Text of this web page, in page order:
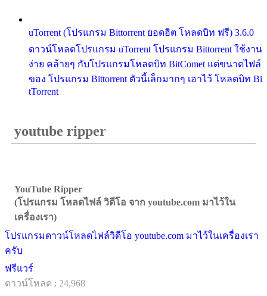
uTorrent (โปรแกรม Bittorrent ยอดฮิต โหลดบิท ฟรี) 3.6.0
ดาวน์โหลดโปรแกรม uTorrent โปรแกรม Bittorrent ใช้งาน
ง่าย คล้ายๆ กับโปรแกรมโหลดบิท BitComet แต่ขนาดไฟล์
ของ โปรแกรม Bittorrent ตัวนี้เล็กมากๆ เอาไว้ โหลดบิท Bi
tTorrent
youtube ripper
YouTube Ripper
(โปรแกรม โหลดไฟล์ วิดีโอ จาก youtube.com มาไว้ใน
เครื่องเรา)
โปรแกรมดาวน์โหลดไฟล์วิดีโอ youtube.com มาไว้ในเครื่องเรา
ครับ
ฟรีแวร์
ดาวน์โหลด : 24,968